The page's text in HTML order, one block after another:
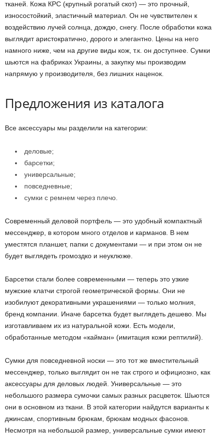
тканей. Кожа КРС (крупный рогатый скот) — это прочный,
износостойкий, эластичный материал. Он не чувствителен к
воздействию лучей солнца, дождю, снегу. После обработки кожа
выглядит аристократично, дорого и элегантно. Цены на него
намного ниже, чем на другие виды кож, т.к. он доступнее. Сумки
шьются на фабриках Украины, а закупку мы производим
напрямую у производителя, без лишних наценок.
Предложения из каталога
Все аксессуары мы разделили на категории:
деловые;
барсетки;
универсальные;
повседневные;
сумки с ремнем через плечо.
Современный деловой портфель — это удобный компактный
мессенджер, в котором много отделов и карманов. В нем
уместятся планшет, папки с документами — и при этом он не
будет выглядеть громоздко и неуклюже.
Барсетки стали более современными — теперь это узкие
мужские клатчи строгой геометрической формы. Они не
изобилуют декоративными украшениями — только молния,
бренд компании. Иначе барсетка будет выглядеть дешево. Мы
изготавливаем их из натуральной кожи. Есть модели,
обработанные методом «кайман» (имитация кожи рептилий).
Сумки для повседневной носки — это тот же вместительный
мессенджер, только выглядит он не так строго и официозно, как
аксессуары для деловых людей. Универсальные — это
небольшого размера сумочки самых разных расцветок. Шьются
они в основном из ткани. В этой категории найдутся варианты к
джинсам, спортивным брюкам, брюкам модных фасонов.
Несмотря на небольшой размер, универсальные сумки имеют